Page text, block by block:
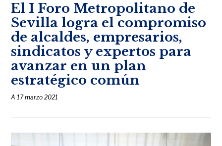
El I Foro Metropolitano de
Sevilla logra el compromiso
de alcaldes, empresarios,
sindicatos y expertos para
avanzar en un plan
estratégico común
A17 marzo 2021